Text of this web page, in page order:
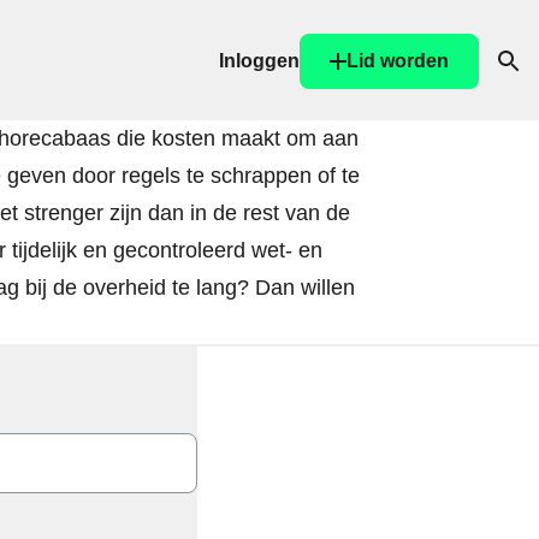
Inloggen
Lid worden
die kosten maakt om aan
door regels te schrappen of te
strenger zijn dan in de rest van de
tijdelijk en gecontroleerd wet- en
bij de overheid te lang? Dan willen